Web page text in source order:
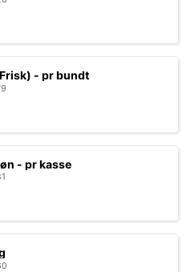
- pr bundt
- pr kasse